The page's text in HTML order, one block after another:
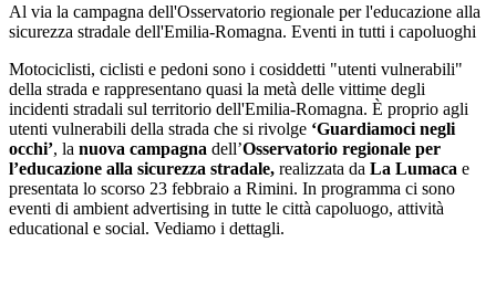
Al via la campagna dell'Osservatorio regionale per l'educazione alla
sicurezza stradale dell'Emilia-Romagna. Eventi in tutti i capoluoghi
Motociclisti, ciclisti e pedoni sono i cosiddetti "utenti vulnerabili"
della strada e rappresentano quasi la metà delle vittime degli
incidenti stradali sul territorio dell'Emilia-Romagna. È proprio agli
utenti vulnerabili della strada che si rivolge ‘Guardiamoci negli
occhi’, la nuova campagna dell’Osservatorio regionale per
l’educazione alla sicurezza stradale, realizzata da La Lumaca e
presentata lo scorso 23 febbraio a Rimini. In programma ci sono
eventi di ambient advertising in tutte le città capoluogo, attività
educational e social. Vediamo i dettagli.